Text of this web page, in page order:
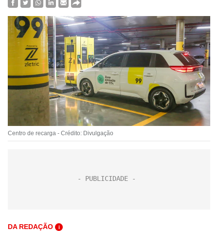
Centro de recarga - Crédito: Divulgação
DA REDAÇÃO i